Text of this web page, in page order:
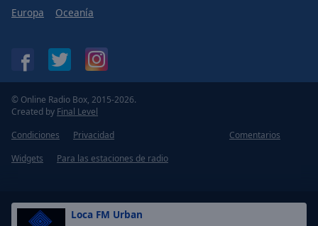
Loca FM Urban
Europa
Oceanía
© Online Radio Box, 2015-2026.
Created by Final Level
Condiciones
Privacidad
Comentarios
Widgets
Para las estaciones de radio